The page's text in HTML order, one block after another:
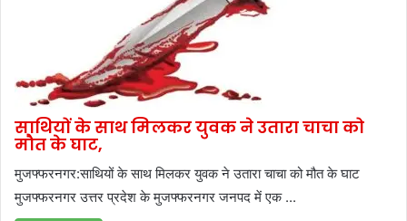
साथियों के साथ मिलकर युवक ने उतारा चाचा को
मौत के घाट,
मुजफ्फरनगर:साथियों के साथ मिलकर युवक ने उतारा चाचा को मौत के घाट
मुजफ्फरनगर उत्तर प्रदेश के मुजफ्फरनगर जनपद में एक ...